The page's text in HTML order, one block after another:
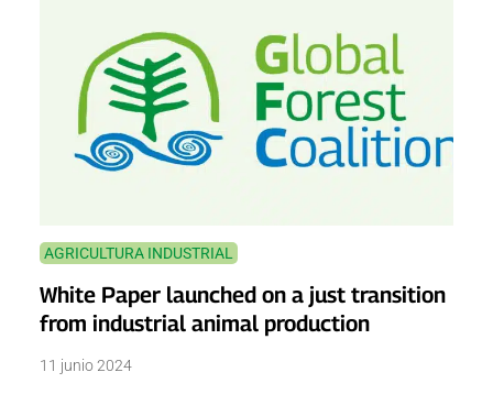
AGRICULTURA INDUSTRIAL
White Paper launched on a just transition
from industrial animal production
11 junio 2024